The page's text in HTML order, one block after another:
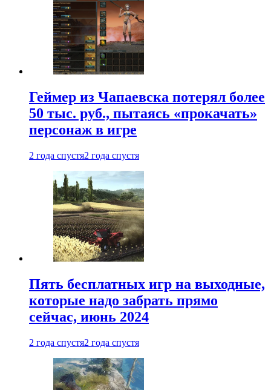
Геймер из Чапаевска потерял более
50 тыс. руб., пытаясь «прокачать»
персонаж в игре
2 года спустя2 года спустя
Пять бесплатных игр на выходные,
которые надо забрать прямо
сейчас, июнь 2024
2 года спустя2 года спустя